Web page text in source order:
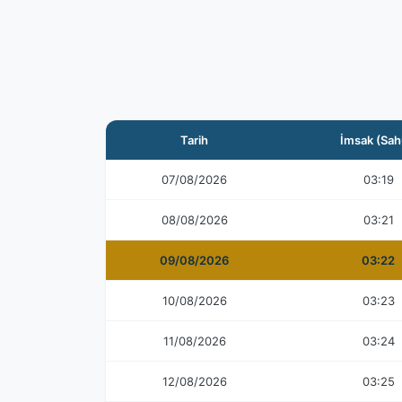
Tarih İmsak
07/08/2026 03:19
08/08/2026 03:21
09/08/2026 03:22
10/08/2026 03:23
11/08/2026 03:24
12/08/2026 03:25